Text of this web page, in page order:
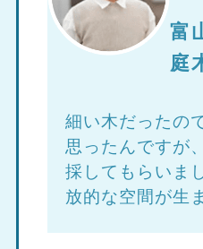
富
庭
細い木だったの
思ったんですが
採してもらいま
放的な空間が生